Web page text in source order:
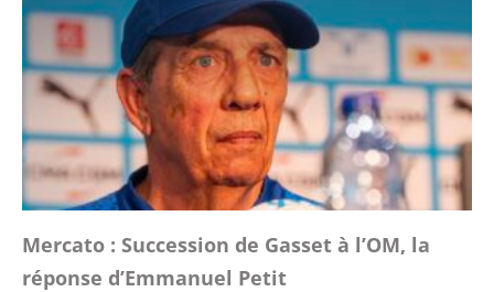
Mercato : Succession de Gasset à l’OM, la
réponse d’Emmanuel Petit